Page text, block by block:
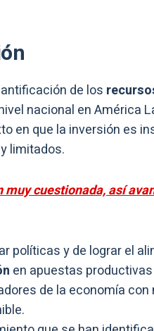
de los
nacional en América
en que la inversión es
limitados.
cuestionada, así
políticas y de lograr el
en apuestas
de la economía con